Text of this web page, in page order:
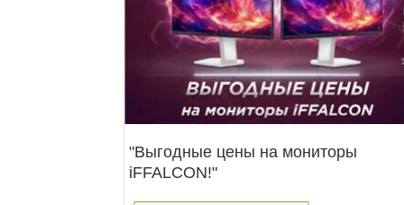
"Выгодные цены на мониторы
iFFALCON!"